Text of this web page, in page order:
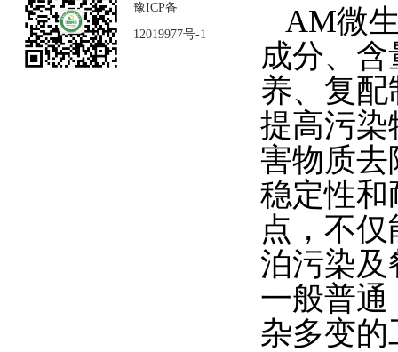
豫ICP备
12019977号-1
AM微
成分、
养、复
提高污染
害物质
稳定性和
点，不
泊污染及
一般普
杂多变